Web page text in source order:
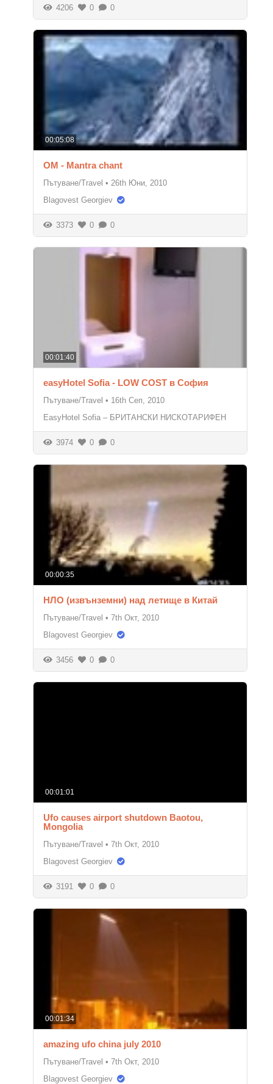
4206 0 0
00:05:08
OM - Mantra chant
Пътуване/Travel • 26th Юни, 2010
Blagovest Georgiev
3373 0 0
00:01:40
easyHotel Sofia - LOW COST в София
Пътуване/Travel • 16th Сeп, 2010
EasyHotel Sofia – БРИТАНСКИ НИСКОТАРИФЕН
3974 0 0
00:00:35
НЛО (извънземни) над летище в Китай
Пътуване/Travel • 7th Окт, 2010
Blagovest Georgiev
3456 0 0
00:01:01
Ufo causes airport shutdown Baotou,
Mongolia
Пътуване/Travel • 7th Окт, 2010
Blagovest Georgiev
3191 0 0
00:01:34
amazing ufo china july 2010
Пътуване/Travel • 7th Окт, 2010
Blagovest Georgiev